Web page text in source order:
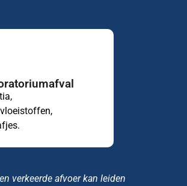
verkeerde afvoer kan leiden